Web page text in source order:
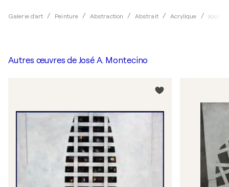
Galerie d'art Peinture Abstraction Abstrait Acrylique José
Autres œuvres de José A. Montecino